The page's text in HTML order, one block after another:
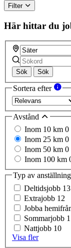
Filter
Här hittar du
Sök Sök
Sortera efter
Avstånd
Inom 10 km 0
Inom 25 km 0
Inom 50 km 0
Inom 100 km
Typ av anställning
Deltidsjobb 13
Extrajobb 12
Jobba
Sommarjobb
Nattjobb 10
Visa fler